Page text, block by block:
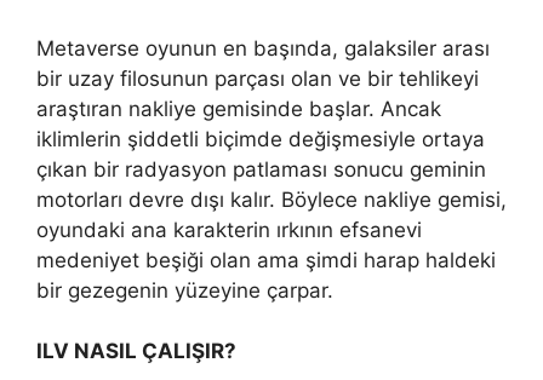
Metaverse oyunun en başında, galaksiler arası
bir uzay filosunun parçası olan ve bir tehlikeyi
araştıran nakliye gemisinde başlar. Ancak
iklimlerin şiddetli biçimde değişmesiyle ortaya
çıkan bir radyasyon patlaması sonucu geminin
motorları devre dışı kalır. Böylece nakliye gemisi,
oyundaki ana karakterin ırkının efsanevi
medeniyet beşiği olan ama şimdi harap haldeki
bir gezegenin yüzeyine çarpar.
ILV NASIL ÇALIŞIR?